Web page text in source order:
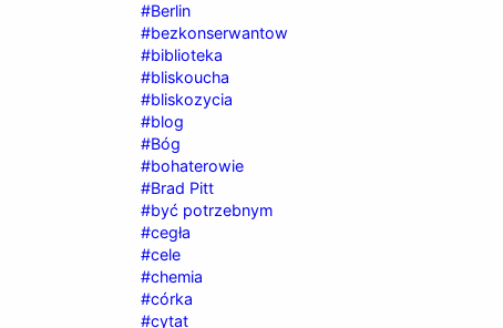
#Berlin
#bezkonserwantow
#biblioteka
#bliskoucha
#bliskozycia
#blog
#Bóg
#bohaterowie
#Brad Pitt
#być potrzebnym
#cegła
#cele
#chemia
#córka
#cytat